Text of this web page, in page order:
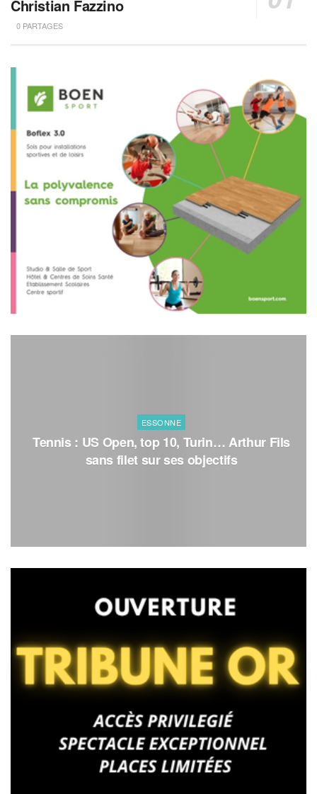
Christian Fazzino
0 PARTAGES
ESSONNE
Tennis : US Open, top 10, Turin… Arthur Fils
sans filet sur ses objectifs